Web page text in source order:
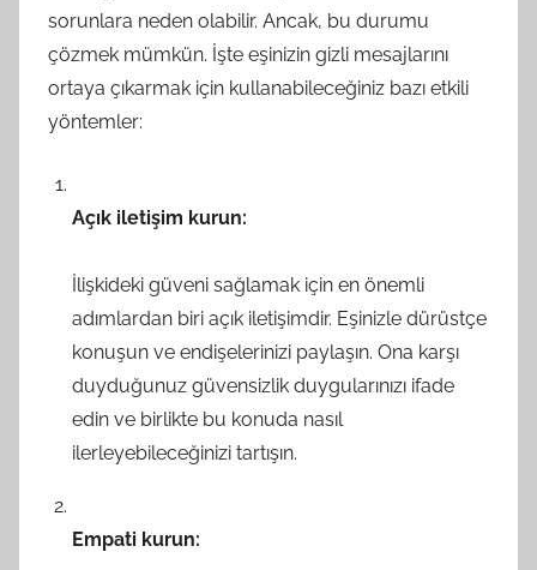
sorunlara neden olabilir. Ancak, bu durumu
çözmek mümkün. İşte eşinizin gizli mesajlarını
ortaya çıkarmak için kullanabileceğiniz bazı etkili
yöntemler:
Açık iletişim kurun:
İlişkideki güveni sağlamak için en önemli
adımlardan biri açık iletişimdir. Eşinizle dürüstçe
konuşun ve endişelerinizi paylaşın. Ona karşı
duyduğunuz güvensizlik duygularınızı ifade
edin ve birlikte bu konuda nasıl
ilerleyebileceğinizi tartışın.
Empati kurun: